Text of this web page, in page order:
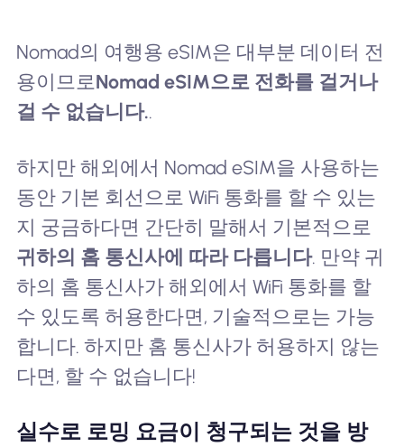
Nomad의 여행용 eSIM은 대부분 데이터 전
용이므로Nomad eSIM으로 전화를 걸거나
걸 수 없습니다..
하지만 해외에서 Nomad eSIM을 사용하는
동안 기본 회선으로 WiFi 통화를 할 수 있는
지 궁금하다면 간단히 말해서 기본적으로
귀하의 홈 통신사에 따라 다릅니다. 만약 귀
하의 홈 통신사가 해외에서 WiFi 통화를 할
수 있도록 허용한다면, 기술적으로는 가능
합니다. 하지만 홈 통신사가 허용하지 않는
다면, 할 수 없습니다!
실수로 로밍 요금이 청구되는 것을 방